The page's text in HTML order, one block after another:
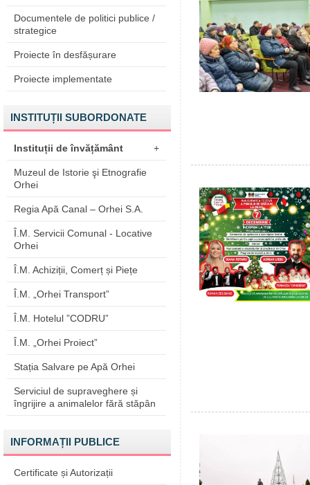
Documentele de politici publice /
strategice
Proiecte în desfășurare
Proiecte implementate
INSTITUȚII SUBORDONATE
Instituții de învățământ +
Muzeul de Istorie şi Etnografie
Orhei
Regia Apă Canal – Orhei S.A.
Î.M. Servicii Comunal - Locative
Orhei
Î.M. Achiziții, Comerț și Piețe
Î.M. „Orhei Transport”
Î.M. Hotelul ”CODRU”
Î.M. „Orhei Proiect”
Stația Salvare pe Apă Orhei
Serviciul de supraveghere și
îngrijire a animalelor fără stăpân
INFORMAȚII PUBLICE
Certificate și Autorizații